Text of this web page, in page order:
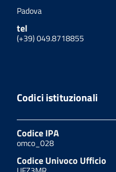
Padova
tel
(+39) 049.8718855
Codici istituzionali
Codice IPA
omco_028
Codice Univoco Ufficio